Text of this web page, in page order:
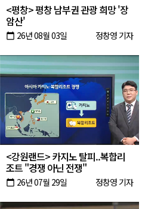
오는 8일 개최
<평창> 평창 남부권 관광 희망 '장
암산'
calendar_today 26년 08월 03일 정창영 기자
<강원랜드> 카지노 탈피..복합리
조트 "경쟁 아닌 전쟁"
calendar_today 26년 07월 29일 정창영 기자